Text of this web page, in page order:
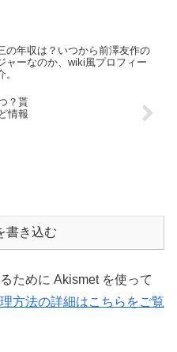
の年収は？いつから前澤友作の
ャーなのか、wiki風プロフィー
？貰
情報
書き込む
ために Akismet を使って
方法の詳細はこちらをご覧